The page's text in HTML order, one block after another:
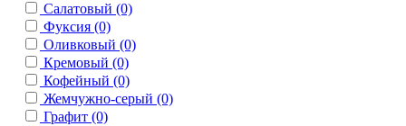
Салатовый (0)
Фуксия (0)
Оливковый (0)
Кремовый (0)
Кофейный (0)
Жемчужно-серый (0)
Графит (0)